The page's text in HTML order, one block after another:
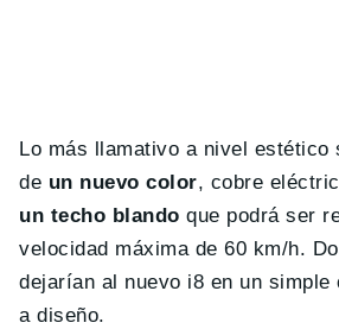
Lo más llamativo a nivel estético
de un nuevo color, cobre
un techo blando que podrá ser
velocidad máxima de 60 km/h.
dejarían al nuevo i8 en un simple
a diseño.